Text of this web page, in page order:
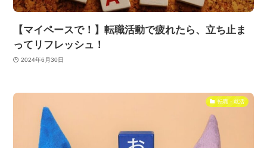
【マイペースで！】転職活動で疲れたら、立ち止ま
ってリフレッシュ！
2024年6月30日
転職・就活